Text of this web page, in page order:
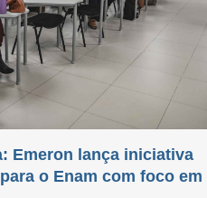
Emeron lança iniciativa
o Enam com foco em